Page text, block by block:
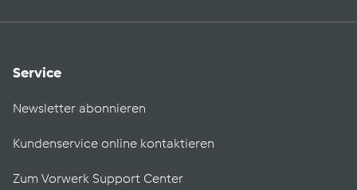
Service
Newsletter abonnieren
Kundenservice online kontaktieren
Zum Vorwerk Support Center